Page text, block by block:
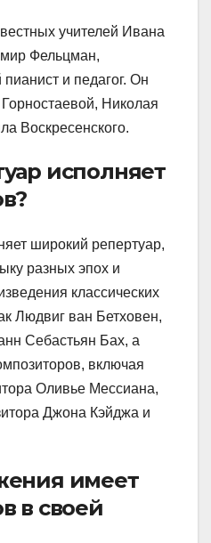
учителей Ивана
Фельцман,
и педагог. Он
Николая
Воскресенского.
исполняет
широкий репертуар,
разных эпох и
классических
Людвиг ван Бетховен,
Себастьян Бах, а
включая
Оливье Мессиана,
Джона Кэйджа и
имеет
в своей